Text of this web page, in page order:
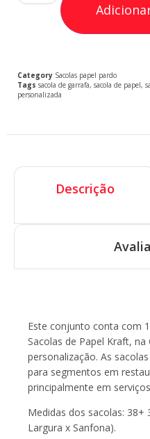
Category Sacolas papel pardo
Tags sacola de garrafa, sacola de papel,
personalizada
Descrição
Este conjunto conta com
Sacolas de Papel Kraft, na
personalização. As
para segmentos em
principalmente em
Medidas dos sacolas:
Largura x Sanfona).